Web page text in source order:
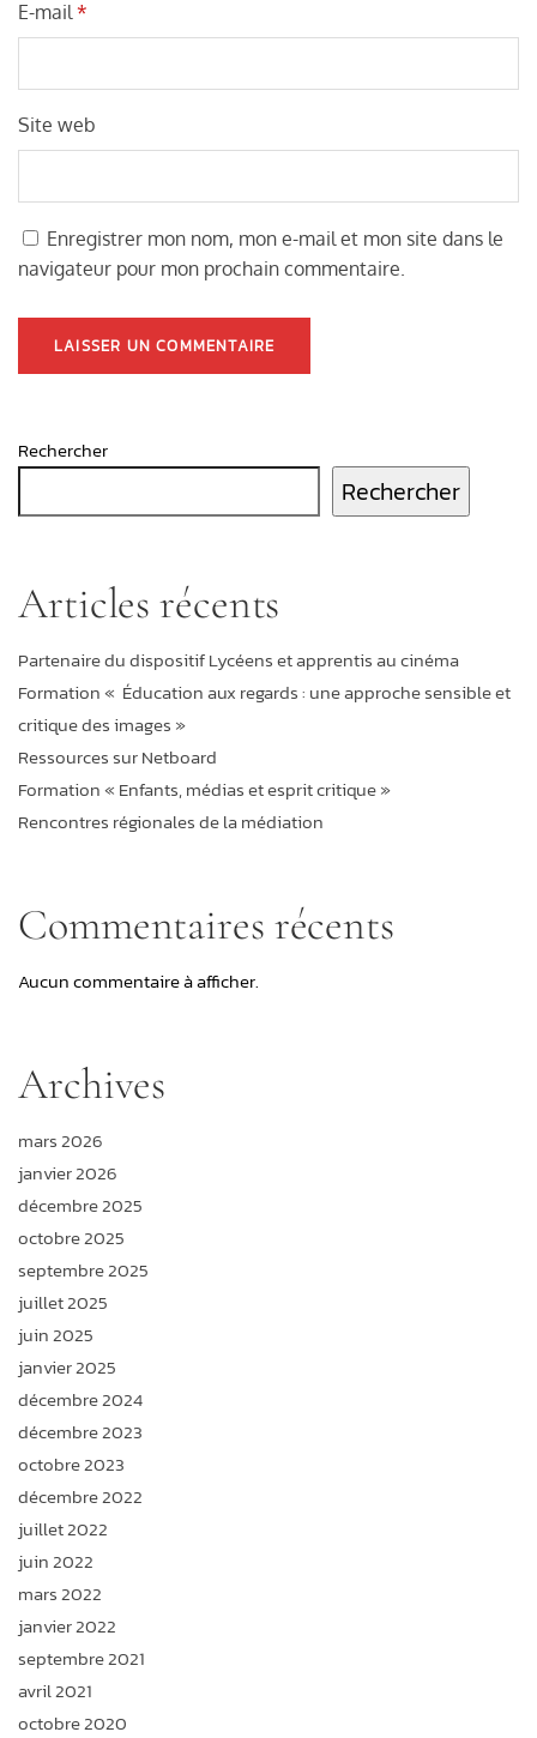
E-mail *
Site web
Enregistrer mon nom, mon e-mail et mon site dans le
navigateur pour mon prochain commentaire.
Rechercher
Rechercher
Articles récents
Partenaire du dispositif Lycéens et apprentis au cinéma
Formation « Éducation aux regards : une approche sensible et
critique des images »
Ressources sur Netboard
Formation « Enfants, médias et esprit critique »
Rencontres régionales de la médiation
Commentaires récents
Aucun commentaire à afficher.
Archives
mars 2026
janvier 2026
décembre 2025
octobre 2025
septembre 2025
juillet 2025
juin 2025
janvier 2025
décembre 2024
décembre 2023
octobre 2023
décembre 2022
juillet 2022
juin 2022
mars 2022
janvier 2022
septembre 2021
avril 2021
octobre 2020